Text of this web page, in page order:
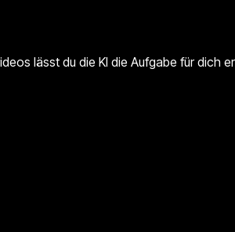
lässt du die KI die Aufgabe für dich